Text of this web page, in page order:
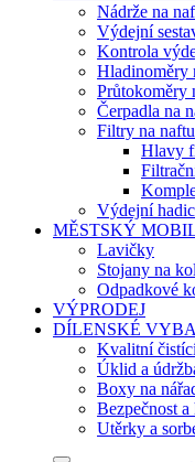
Nádrže na
Výdejní
Kontrola
Hladinoměry
Průtokoměry
Čerpadla na
Filtry na
Hlavy
Výdejní
MĚSTSKÝ
Lavičky
Stojany na
Odpadkové
VÝPRODEJ
DÍLENSKÉ
Kvalitní
Úklid a
Boxy na
Bezpečnost a
Utěrky a